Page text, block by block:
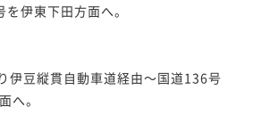
伊東下田方面へ。
伊豆縦貫自動車道経由～国道136号
へ。